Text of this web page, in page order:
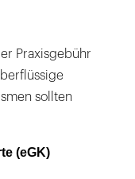
Praxisgebühr
sollten
(eGK)